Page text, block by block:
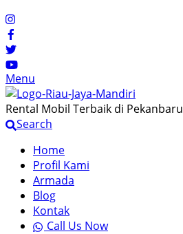
Menu
Rental Mobil Terbaik di Pekanbaru
Search
Home
Profil Kami
Armada
Blog
Kontak
Call Us Now